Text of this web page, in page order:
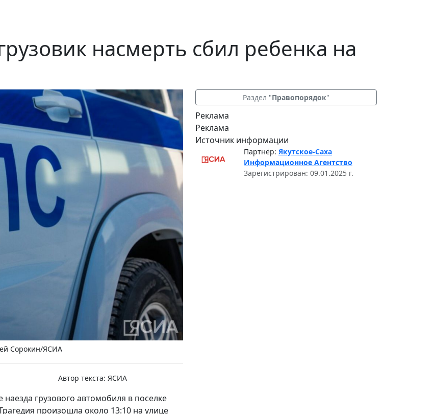
насмерть сбил ребенка на
Сорокин/ЯСИА
Автор текста: ЯСИА
грузового автомобиля в поселке
произошла около 13:10 на улице
Раздел "Правопорядок"
Реклама
Реклама
Источник информации
Партнёр: Якутское-Саха
Информационное Агентство
Зарегистрирован: 09.01.2025 г.